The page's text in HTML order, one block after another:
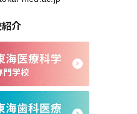
介